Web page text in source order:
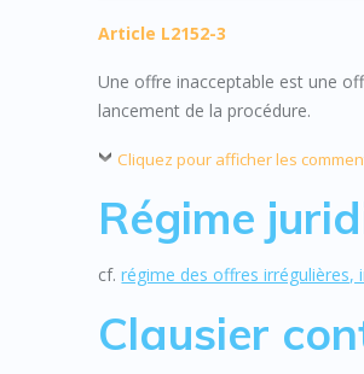
Article L2152-3
Une offre inacceptable est une
lancement de la procédure.
Cliquez pour afficher les
Régime
cf.régime des offres irrégulières,
Clausier